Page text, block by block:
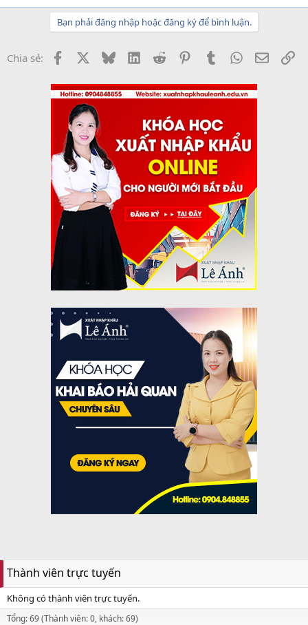
Bạn phải đăng nhập hoặc đăng ký để bình luận.
Chia sẻ: Facebook BlueskyLinkedInReddit PinterestTumblrWhatsApp
Email
Thành viên trực tuyến
Không có thành viên trực tuyến.
Tổng: 69 (Thành viên: 0, khách: 69)